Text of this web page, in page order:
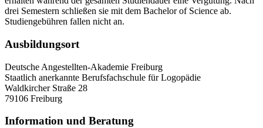
drei Semestern schließen sie mit dem Bachelor of Science ab.
Studiengebühren fallen nicht an.
Ausbildungsort
Deutsche Angestellten-Akademie Freiburg
Staatlich anerkannte Berufsfachschule für Logopädie
Waldkircher Straße 28
79106 Freiburg
Information und Beratung